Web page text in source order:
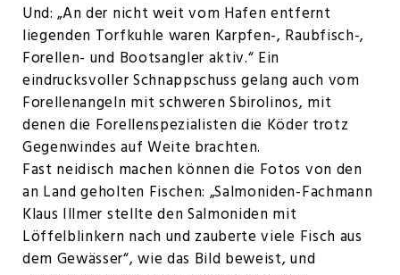
Und: „An der nicht weit vom Hafen entfernt
liegenden Torfkuhle waren Karpfen-, Raubfisch-,
Forellen- und Bootsangler aktiv.“ Ein
eindrucksvoller Schnappschuss gelang auch vom
Forellenangeln mit schweren Sbirolinos, mit
denen die Forellenspezialisten die Köder trotz
Gegenwindes auf Weite brachten.
Fast neidisch machen können die Fotos von den
an Land geholten Fischen: „Salmoniden-Fachmann
Klaus Illmer stellte den Salmoniden mit
Löffelblinkern nach und zauberte viele Fisch aus
dem Gewässer“, wie das Bild beweist, und